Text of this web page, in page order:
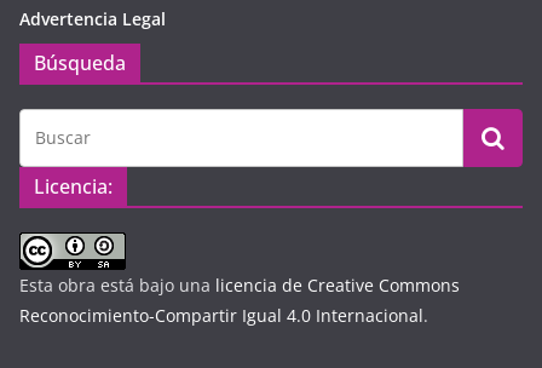
Advertencia Legal
Búsqueda
Licencia:
Esta obra está bajo una licencia de Creative Commons
Reconocimiento-Compartir Igual 4.0 Internacional.